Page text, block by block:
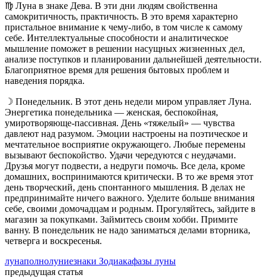
♍ Луна в знаке Дева. В эти дни людям свойственна
самокритичность, практичность. В это время характерно
пристальное внимание к чему-либо, в том числе к самому
себе. Интеллектуальные способности и аналитическое
мышление поможет в решении насущных жизненных дел,
анализе поступков и планировании дальнейшей деятельности.
Благоприятное время для решения бытовых проблем и
наведения порядка.
☽ Понедельник. В этот день недели миром управляет Луна.
Энергетика понедельника — женская, беспокойная,
умиротворяюще-пассивная. День «тяжелый» — чувства
давлеют над разумом. Эмоции настроены на поэтическое и
мечтательное восприятие окружающего. Любые перемены
вызывают беспокойство. Удачи чередуются с неудачами.
Друзья могут подвести, а недруги помочь. Все дела, кроме
домашних, воспринимаются критически. В то же время этот
день творческий, день спонтанного мышления. В делах не
предпринимайте ничего важного. Уделите больше внимания
себе, своими домочадцам и родным. Прогуляйтесь, зайдите в
магазин за покупками. Займитесь своим хобби. Примите
ванну. В понедельник не надо заниматься делами вторника,
четверга и воскресенья.
лунаполнолуниезнаки Зодиакафазы луны
предыдущая статья